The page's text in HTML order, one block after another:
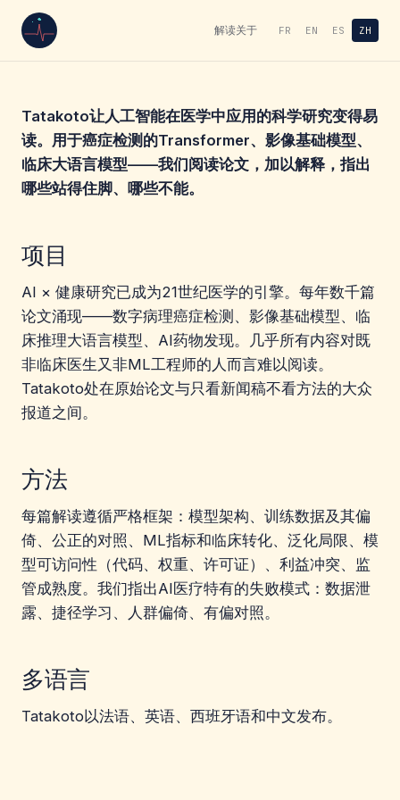
解读关于 FR EN ES ZH
Tatakoto让人工智能在医学中应用的科学研究变得易
读。用于癌症检测的Transformer、影像基础模型、
临床大语言模型——我们阅读论文，加以解释，指出
哪些站得住脚、哪些不能。
项目
AI × 健康研究已成为21世纪医学的引擎。每年数千篇
论文涌现——数字病理癌症检测、影像基础模型、临
床推理大语言模型、AI药物发现。几乎所有内容对既
非临床医生又非ML工程师的人而言难以阅读。
Tatakoto处在原始论文与只看新闻稿不看方法的大众
报道之间。
方法
每篇解读遵循严格框架：模型架构、训练数据及其偏
倚、公正的对照、ML指标和临床转化、泛化局限、模
型可访问性（代码、权重、许可证）、利益冲突、监
管成熟度。我们指出AI医疗特有的失败模式：数据泄
露、捷径学习、人群偏倚、有偏对照。
多语言
Tatakoto以法语、英语、西班牙语和中文发布。